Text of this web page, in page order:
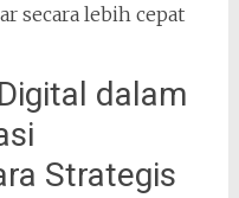
secara lebih cepat
dalam
Strategis